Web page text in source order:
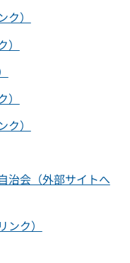
）
）
治会（外部サイトへ
ク）